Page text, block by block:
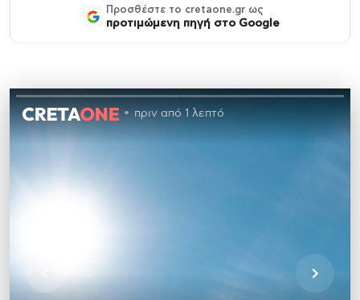
Προσθέστε το cretaone.gr ως
προτιμώμενη πηγή στο Google
πριν από 1 λεπτό